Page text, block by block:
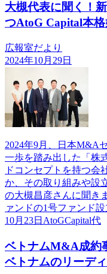
大槻代表に聞く！
つAtoG Capital本
広報室だより
2024年10月29日
2024年9月、日本M&A
一歩を踏み出した「株
ドコンセプトを持つ会
か、その取り組みや設
の大槻昌彦さんに聞き
ァンドの1号ファンド
10月23日AtoGCapital代
ベトナムM&A成約
ベトナムのリーデ